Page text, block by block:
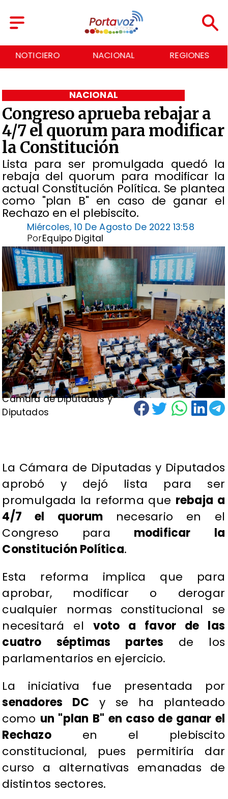
NACIONAL REGIONES ECONOMÍA
Congreso aprueba rebajar a
4/7 el quorum para modificar
la Constitución
Lista para ser promulgada quedó la
rebaja del quorum para modificar la
actual Constitución Política. Se plantea
como "plan B" en caso de ganar el
Rechazo en el plebiscito.
NACIONAL
Miércoles, 10 De Agosto De 2022 13:58
Equipo Digital
Por
Cámara de Diputadas y
Diputados
La Cámara de Diputadas y Diputados
aprobó y dejó lista para ser
promulgada la reforma que rebaja a
4/7 el quorumnecesario en el
Congreso para modificar la
Constitución Política.
Esta reforma implica que para
aprobar, modificar o derogar
cualquier normas constitucional se
necesitará el voto a favor de las
cuatro séptimas partes de los
parlamentarios en ejercicio.
La iniciativa fue presentada por
senadores DC y se ha planteado
como un "plan B" en caso de ganar el
Rechazoen el plebiscito
constitucional, pues permitiría dar
curso a alternativas emanadas de
distintos sectores.